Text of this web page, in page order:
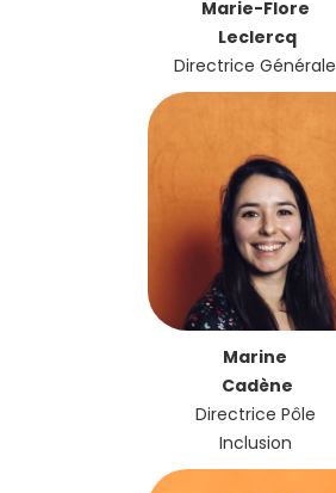
Marie-Flore
Leclercq
Directrice Générale
Marine
Cadène
Directrice Pôle
Inclusion